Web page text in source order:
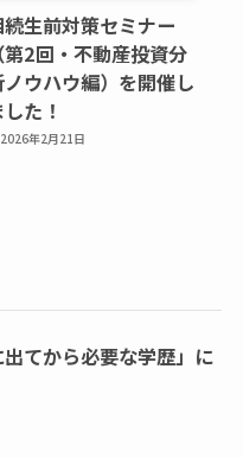
生前対策セミナー
（第2回・不動産投資分
ウハウ編）を開催し
した！
2026年2月21日
出てから必要な学歴」に